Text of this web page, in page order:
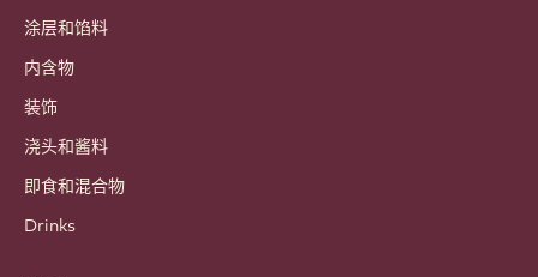
涂层和馅料
内含物
装饰
浇头和酱料
即食和混合物
Drinks